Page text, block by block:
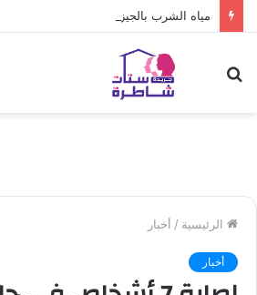
مياه الشرب بالجيزة: قطع المياه عن عدد
الرئيسية / أخبار
أخبار